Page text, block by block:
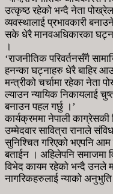
उत्कृष्ठ रहेको भन्दै नेता
व्यवस्थालाई प्रभावकारी
सके धेरै मानवअधिकारका
।
‘राजनीतिक परिवर्तनसँगै
हनन्का घट्नाहरु धेरै बाहिर
मन्त्रीको चर्चामा रहेका नेता
ल्याउन न्यायिक निकायलाई
बनाउन पहल गर्छु ।’
कार्यक्रममा नेपाली काग्रेसकी
उम्मेदवार सावित्रा रानाले
सुनिश्चित गरिएको भएपनि
बताईन । अहिलेपनि समाजमा
विभेद कायम रहेको भन्दै उनले
नागरिकहरुलाई न्याको अनुभुति